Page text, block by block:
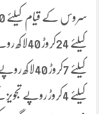
کیلئے
کیلئے 4کروڑ روپے